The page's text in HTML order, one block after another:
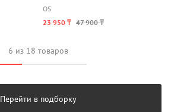
OS
23 950 ₸ 47 900 ₸
6 из 18 товаров
Перейти в подборку